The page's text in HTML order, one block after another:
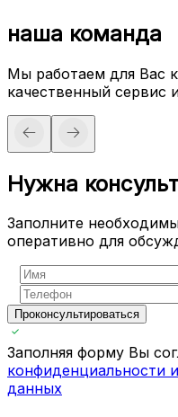
наша команда
Мы работаем для Вас
качественный сервис
Нужна
Заполните
оперативно для
Проконсультироваться
Заполняя форму Вы
конфиденциальности
данных